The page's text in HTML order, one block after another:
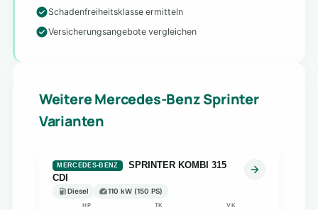
Schadenfreiheitsklasse ermitteln
Versicherungsangebote vergleichen
Weitere Mercedes-Benz Sprinter
Varianten
MERCEDES-BENZ
SPRINTER KOMBI 315
CDI
Diesel 110 kW (150 PS)
HP TK VK